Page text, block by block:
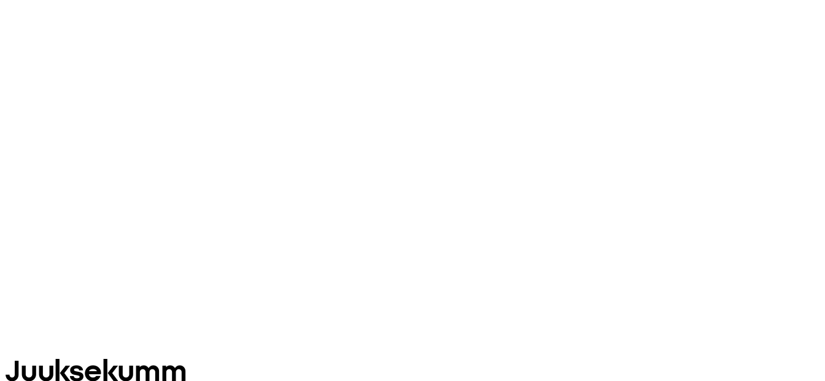
Juuksekumm